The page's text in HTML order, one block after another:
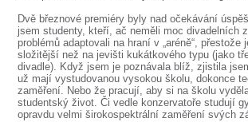
Dvě březnové premiéry byly nad očekávání
jsem studenty, kteří, ač neměli moc divadelních
problémů adaptovali na hraní v „aréně“, přestože
složitější než na jevišti kukátkového typu (jako
divadle). Když jsem je poznávala blíž, zjistila
už mají vystudovanou vysokou školu, dokonce
zaměření. Nebo že pracují, aby si na školu
studentský život. Či vedle konzervatoře studují
opravdu velmi širokospektrální zaměření svých